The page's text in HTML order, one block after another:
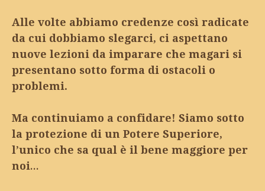
Alle volte abbiamo credenze così radicate
da cui dobbiamo slegarci, ci aspettano
nuove lezioni da imparare che magari si
presentano sotto forma di ostacoli o
problemi.
Ma continuiamo a confidare! Siamo sotto
la protezione di un Potere Superiore,
l’unico che sa qual è il bene maggiore per
noi…